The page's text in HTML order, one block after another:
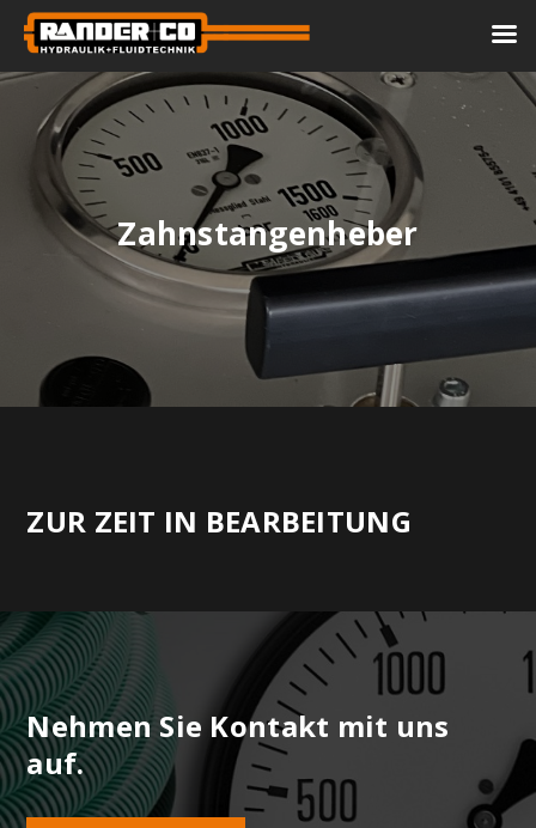
Zahnstangenheber
ZUR ZEIT IN BEARBEITUNG
Nehmen Sie Kontakt mit uns
auf.